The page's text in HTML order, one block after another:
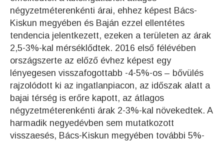
négyzetméterenkénti árai, ehhez képest Bács-
Kiskun megyében és Baján ezzel ellentétes
tendencia jelentkezett, ezeken a területen az árak
2,5-3%-kal mérséklődtek. 2016 első félévében
országszerte az előző évhez képest egy
lényegesen visszafogottabb -4-5%-os – bővülés
rajzolódott ki az ingatlanpiacon, az időszak alatt a
bajai térség is erőre kapott, az átlagos
négyzetméterenkénti árak 2-3%-kal növekedtek. A
harmadik negyedévben sem mutatkozott
visszaesés, Bács-Kiskun megyében további 5%-